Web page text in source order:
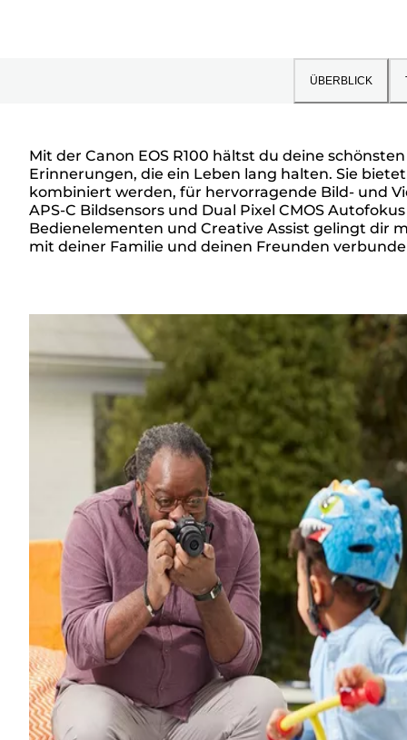
ÜBERBLICK
Überblick
Mit der Canon EOS R100 hältst du deine
Erinnerungen, die ein Leben lang halten. Sie
kombiniert werden, für hervorragende Bild- und
APS-C Bildsensors und Dual Pixel CMOS
Bedienelementen und Creative Assist gelingt dir
mit deiner Familie und deinen Freunden